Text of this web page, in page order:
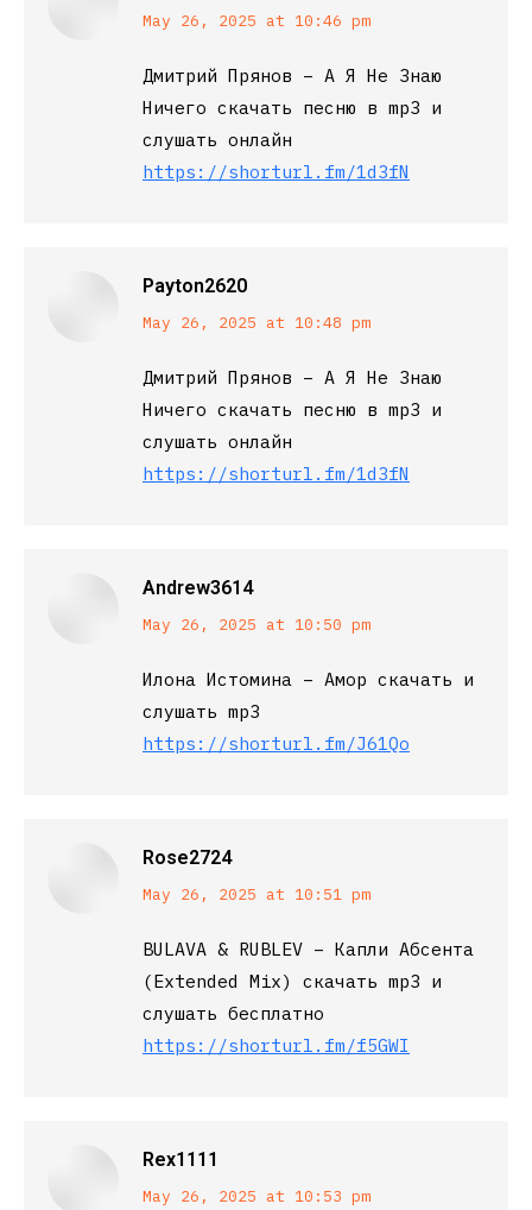
says:
May 26, 2025 at 10:46 pm
Дмитрий Прянов – А Я Не Знаю
Ничего скачать песню в mp3 и
слушать онлайн
https://shorturl.fm/1d3fN
Payton2620
says:
May 26, 2025 at 10:48 pm
Дмитрий Прянов – А Я Не Знаю
Ничего скачать песню в mp3 и
слушать онлайн
https://shorturl.fm/1d3fN
Andrew3614
says:
May 26, 2025 at 10:50 pm
Илона Истомина – Амор скачать и
слушать mp3
https://shorturl.fm/J61Qo
Rose2724
says:
May 26, 2025 at 10:51 pm
BULAVA & RUBLEV – Капли Абсента
(Extended Mix) скачать mp3 и
слушать бесплатно
https://shorturl.fm/f5GWI
Rex1111
says:
May 26, 2025 at 10:53 pm